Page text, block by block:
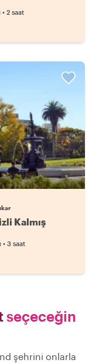
• 2 saat
Kalmış
• 3 saat
seçeceğin
şehrini onlarla